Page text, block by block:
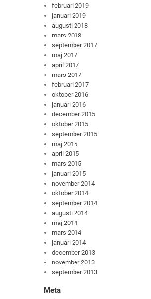
februari 2019
januari 2019
augusti 2018
mars 2018
september 2017
maj 2017
april 2017
mars 2017
februari 2017
oktober 2016
januari 2016
december 2015
oktober 2015
september 2015
maj 2015
april 2015
mars 2015
januari 2015
november 2014
oktober 2014
september 2014
augusti 2014
maj 2014
mars 2014
januari 2014
december 2013
november 2013
september 2013
Meta